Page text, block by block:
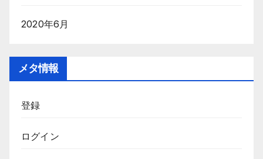
2020年6月
メタ情報
登録
ログイン